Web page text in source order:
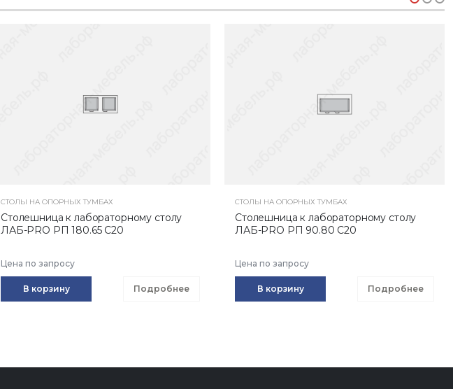
СТОЛЫ НА ОПОРНЫХ ТУМБАХ
Столешница к лабораторному столу
ЛАБ-PRO РП 180.65 С20
Цена по запросу
В корзину Подробнее
СТОЛЫ НА ОПОРНЫХ ТУМБАХ
Столешница к лабораторному столу
ЛАБ-PRO РП 90.80 С20
Цена по запросу
В корзину Подробнее